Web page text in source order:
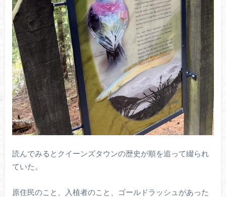
読んでみるとクイーンズタウンの歴史が順を追って綴られ
ていた。
原住民のこと、入植者のこと、ゴールドラッシュがあった